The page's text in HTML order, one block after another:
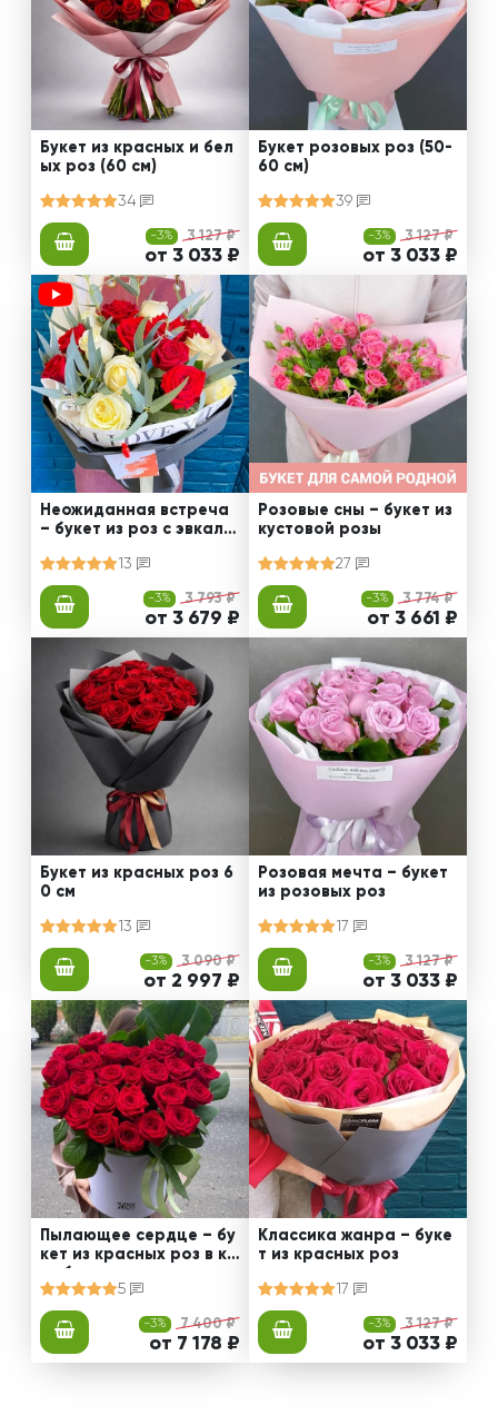
Букет из красных и бел
ых роз (60 см)
34
-3% 3 127 ₽
от 3 033 ₽
Букет розовых роз (50-
60 см)
39
-3% 3 127 ₽
от 3 033 ₽
Неожиданная встреча
– букет из роз с эвкали
13
-3% 3 793 ₽
от 3 679 ₽
Розовые сны – букет из
кустовой розы
27
-3% 3 774 ₽
от 3 661 ₽
Букет из красных роз 6
0 см
13
-3% 3 090 ₽
от 2 997 ₽
Розовая мечта – букет
из розовых роз
17
-3% 3 127 ₽
от 3 033 ₽
Пылающее сердце – бу
кет из красных роз в ко
робке
5
-3% 7 400 ₽
от 7 178 ₽
Классика жанра – буке
т из красных роз
17
-3% 3 127 ₽
от 3 033 ₽